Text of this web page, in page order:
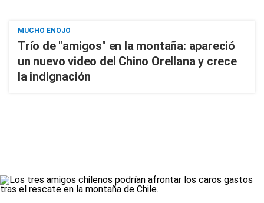
MUCHO ENOJO
Trío de "amigos" en la montaña: apareció
un nuevo video del Chino Orellana y crece
la indignación